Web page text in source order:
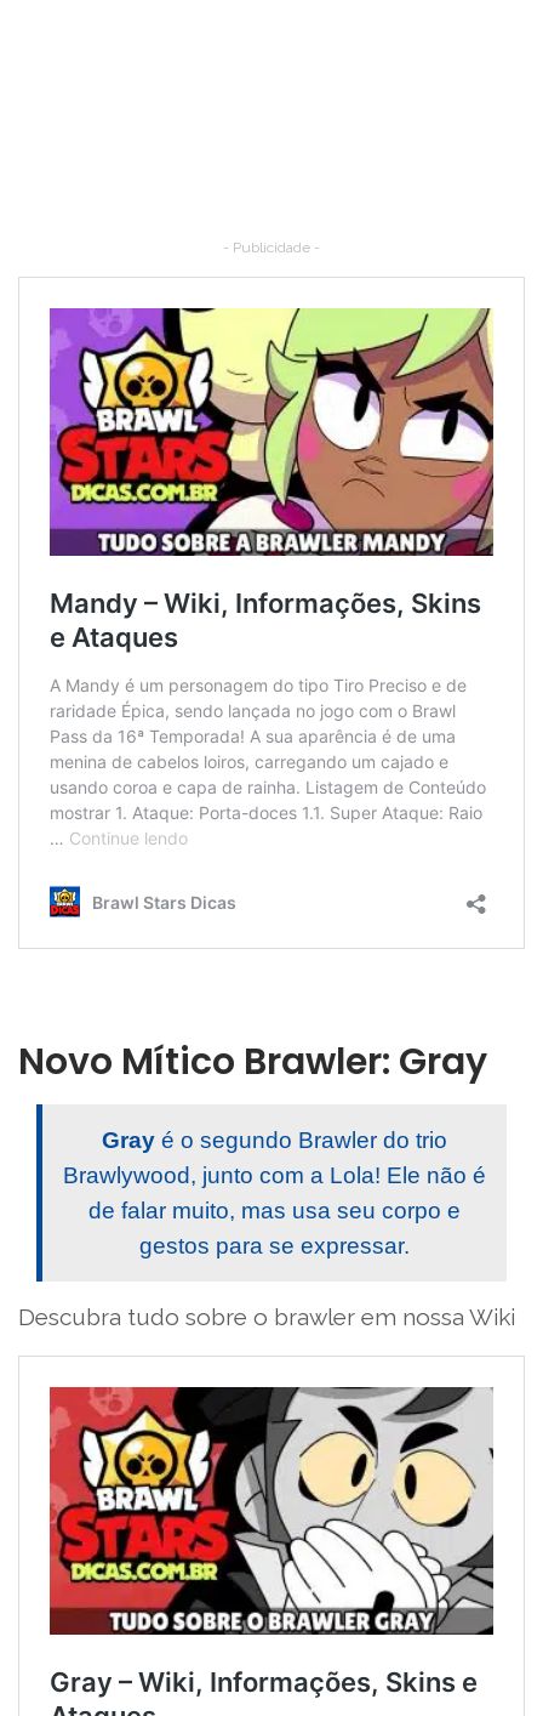
- Publicidade -
Novo Mítico Brawler: Gray
Gray é o segundo Brawler do trio
Brawlywood, junto com a Lola! Ele não é
de falar muito, mas usa seu corpo e
gestos para se expressar.
Descubra tudo sobre o brawler em nossa Wiki